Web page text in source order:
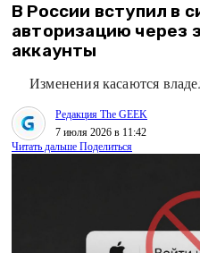
В России вступил в
авторизацию через
аккаунты
Изменения касаются
Редакция The GEEK
7 июля 2026 в 11:42
Читать дальше Поделиться